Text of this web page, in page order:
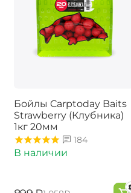
Бойлы Carptoday Baits
Strawberry (Клубника)
1кг 20мм
184
В наличии